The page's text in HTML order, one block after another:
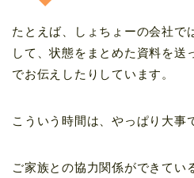
たとえば、しょちょーの会社で
して、状態をまとめた資料を送
でお伝えしたりしています。
こういう時間は、やっぱり大事
ご家族との協力関係ができてい